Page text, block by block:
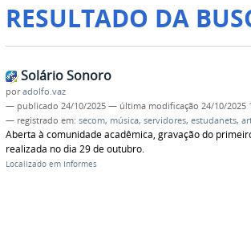
RESULTADO DA
Solário Sonoro
poradolfo.vaz
— publicado 24/10/2025 — última modificação 24/10/2025
— registrado em: secom, música, servidores, estudanets,
Aberta à comunidade acadêmica, gravação do
realizada no dia 29 de outubro.
Localizado em Informes